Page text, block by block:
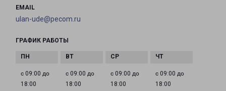
EMAIL
ulan-ude@pecom.ru
ГРАФИК РАБОТЫ
с 09:00 до
18:00
с 09:00 до
18:00
с 09:00 до
18:00
с 09:00 до
18:00